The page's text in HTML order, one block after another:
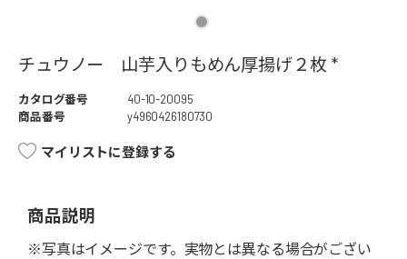
チュウノー 山芋入りもめん厚揚げ２枚 *
カタログ番号
40-10-20095
商品番号
y4960426180730
マイリストに登録する
商品説明
※写真はイメージです。実物とは異なる場合がござい